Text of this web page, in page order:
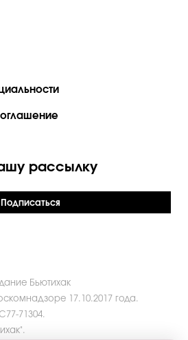
рассылку
Подписаться
Бьютихак
17.10.2017 года.
71304.